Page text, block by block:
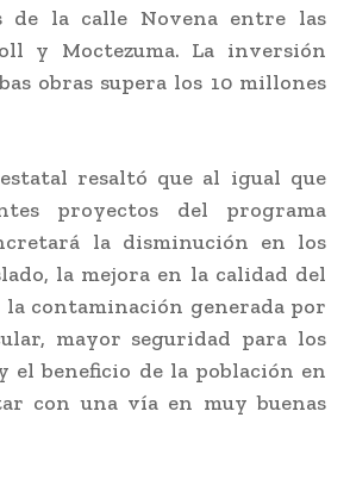
de la calle Novena entre las
y Moctezuma. La inversión
obras supera los 10 millones
resaltó que al igual que
proyectos del programa
la disminución en los
la mejora en la calidad del
contaminación generada por
mayor seguridad para los
el beneficio de la población en
con una vía en muy buenas